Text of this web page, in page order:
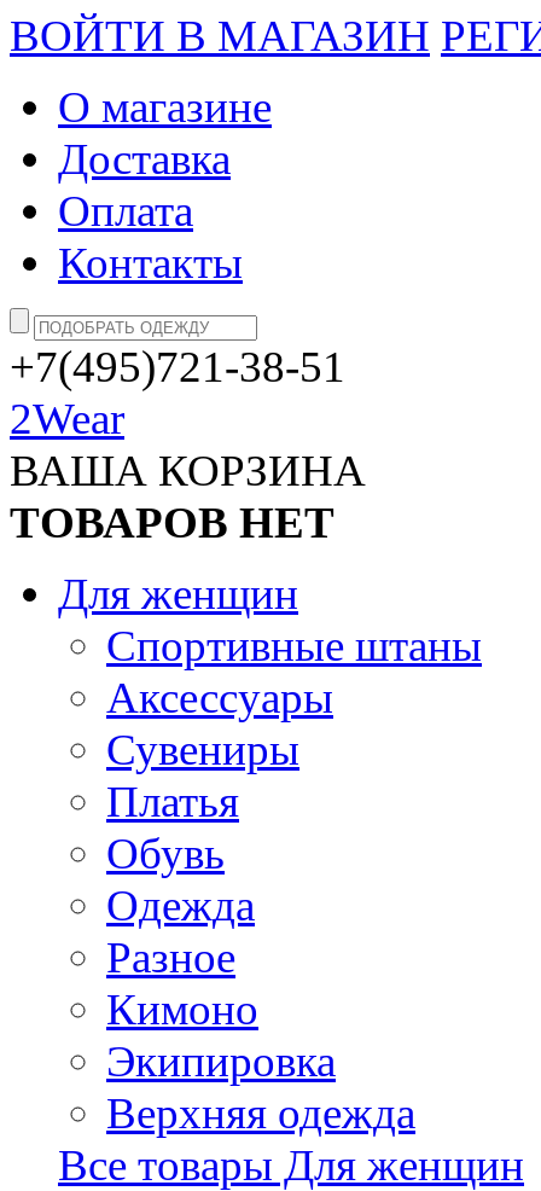
ВОЙТИ В МАГАЗИН
О магазине
Доставка
Оплата
Контакты
+7(495)721-38-51
2Wear
ВАША КОРЗИНА
ТОВАРОВ НЕТ
Для женщин
Спортивные штаны
Аксессуары
Сувениры
Платья
Обувь
Одежда
Разное
Кимоно
Экипировка
Верхняя одежда
Все товары Для женщин